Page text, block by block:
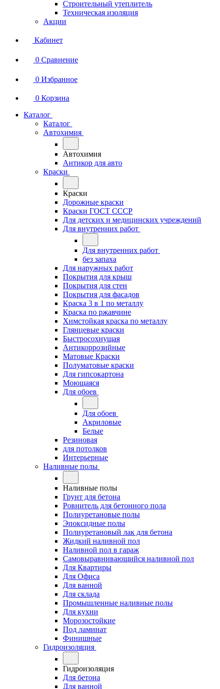
Строительный утеплитель
Техническая изоляция
Акции
Кабинет
0 Сравнение
0 Избранное
0 Корзина
Каталог
Каталог
Автохимия
Автохимия
Антикор для авто
Краски
Краски
Дорожные краски
Краски ГОСТ СССР
Для детских и медицинских учреждений
Для внутренних работ
Для внутренних работ
без запаха
Для наружных работ
Покрытия для крыш
Покрытия для стен
Покрытия для фасадов
Краска 3 в 1 по металлу
Краска по ржавчине
Химстойкая краска по металлу
Глянцевые краски
Быстросохнущая
Антикоррозийные
Матовые Краски
Полуматовые краски
Для гипсокартона
Моющаяся
Для обоев
Для обоев
Акриловые
Белые
Резиновая
для потолков
Интерьерные
Наливные полы
Наливные полы
Грунт для бетона
Ровнитель для бетонного пола
Полиуретановые полы
Эпоксидные полы
Полиуретановый лак для бетона
Жидкий наливной пол
Наливной пол в гараж
Самовыравнивающийся наливной пол
Для Квартиры
Для Офиса
Для ванной
Для склада
Промышленные наливные полы
Для кухни
Морозостойкие
Под ламинат
Финишные
Гидроизоляция
Гидроизоляция
Для бетона
Для ванной